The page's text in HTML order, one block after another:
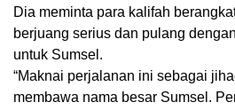
Dia meminta para kalifah
berjuang serius dan pulang
untuk Sumsel.
“Maknai perjalanan ini sebagai
membawa nama besar Sumsel.